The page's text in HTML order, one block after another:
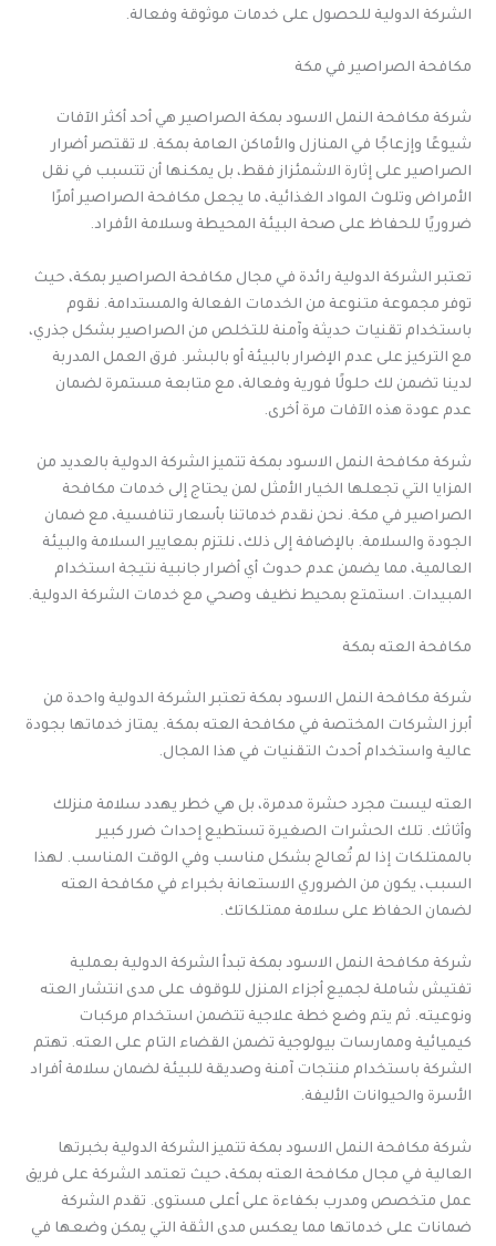
الشركة الدولية للحصول على خدمات موثوقة وفعالة.
مكافحة الصراصير في مكة
شركة مكافحة النمل الاسود بمكة الصراصير هي أحد أكثر الآفات
شيوعًا وإزعاجًا في المنازل والأماكن العامة بمكة. لا تقتصر أضرار
الصراصير على إثارة الاشمئزاز فقط، بل يمكنها أن تتسبب في نقل
الأمراض وتلوث المواد الغذائية، ما يجعل مكافحة الصراصير أمرًا
ضروريًا للحفاظ على صحة البيئة المحيطة وسلامة الأفراد.
تعتبر الشركة الدولية رائدة في مجال مكافحة الصراصير بمكة، حيث
توفر مجموعة متنوعة من الخدمات الفعالة والمستدامة. نقوم
باستخدام تقنيات حديثة وآمنة للتخلص من الصراصير بشكل جذري،
مع التركيز على عدم الإضرار بالبيئة أو بالبشر. فرق العمل المدربة
لدينا تضمن لك حلولًا فورية وفعالة، مع متابعة مستمرة لضمان
عدم عودة هذه الآفات مرة أخرى.
شركة مكافحة النمل الاسود بمكة تتميز الشركة الدولية بالعديد من
المزايا التي تجعلها الخيار الأمثل لمن يحتاج إلى خدمات مكافحة
الصراصير في مكة. نحن نقدم خدماتنا بأسعار تنافسية، مع ضمان
الجودة والسلامة. بالإضافة إلى ذلك، نلتزم بمعايير السلامة والبيئة
العالمية، مما يضمن عدم حدوث أي أضرار جانبية نتيجة استخدام
المبيدات. استمتع بمحيط نظيف وصحي مع خدمات الشركة الدولية.
مكافحة العته بمكة
شركة مكافحة النمل الاسود بمكة تعتبر الشركة الدولية واحدة من
أبرز الشركات المختصة في مكافحة العته بمكة. يمتاز خدماتها بجودة
عالية واستخدام أحدث التقنيات في هذا المجال.
العته ليست مجرد حشرة مدمرة، بل هي خطر يهدد سلامة منزلك
وأثاثك. تلك الحشرات الصغيرة تستطيع إحداث ضرر كبير
بالممتلكات إذا لم تُعالج بشكل مناسب وفي الوقت المناسب. لهذا
السبب، يكون من الضروري الاستعانة بخبراء في مكافحة العته
لضمان الحفاظ على سلامة ممتلكاتك.
شركة مكافحة النمل الاسود بمكة تبدأ الشركة الدولية بعملية
تفتيش شاملة لجميع أجزاء المنزل للوقوف على مدى انتشار العته
ونوعيته. ثم يتم وضع خطة علاجية تتضمن استخدام مركبات
كيميائية وممارسات بيولوجية تضمن القضاء التام على العته. تهتم
الشركة باستخدام منتجات آمنة وصديقة للبيئة لضمان سلامة أفراد
الأسرة والحيوانات الأليفة.
شركة مكافحة النمل الاسود بمكة تتميز الشركة الدولية بخبرتها
العالية في مجال مكافحة العته بمكة، حيث تعتمد الشركة على فريق
عمل متخصص ومدرب بكفاءة على أعلى مستوى. تقدم الشركة
ضمانات على خدماتها مما يعكس مدى الثقة التي يمكن وضعها في